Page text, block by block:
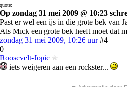
quote:
Op zondag 31 mei 2009 @ 10:23
Past er wel een ijs in die grote bek van
Als Mick een grote bek heeft moet dat
zondag 31 mei 2009, 10:26 uur #4
0
Roosevelt-Jopie
iets weigeren aan een rockster...